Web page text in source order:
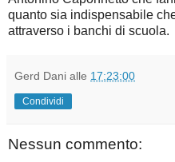
quanto sia indispensabile
attraverso i banchi di scuola.
Gerd Dani alle 17:23:00
Condividi
Nessun commento: